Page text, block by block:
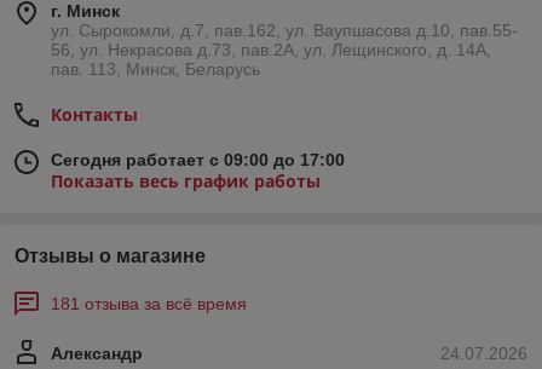
г. Минск
ул. Сырокомли, д.7, пав.162, ул. Ваупшасова д.10, пав.55-
56, ул. Некрасова д.73, пав.2А, ул. Лещинского, д. 14А,
пав. 113, Минск, Беларусь
Контакты
Сегодня работает с 09:00 до 17:00
Показать весь график работы
Отзывы о магазине
181 отзыва за всё время
24.07.2026
Александр